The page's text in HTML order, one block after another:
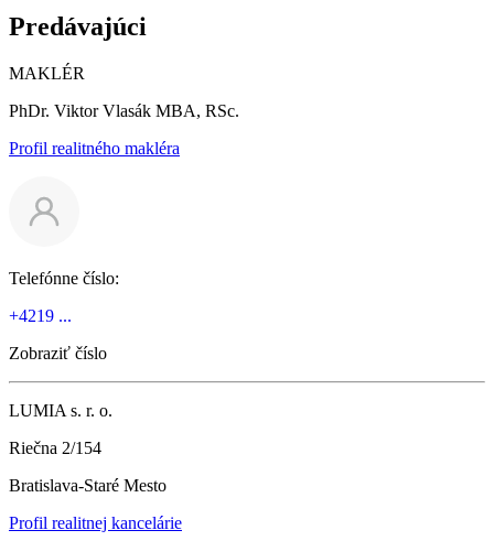
Predávajúci
MAKLÉR
PhDr. Viktor Vlasák MBA, RSc.
Profil realitného makléra
Telefónne číslo:
+4219 ...
Zobraziť číslo
LUMIA s. r. o.
Riečna 2/154
Bratislava-Staré Mesto
Profil realitnej kancelárie